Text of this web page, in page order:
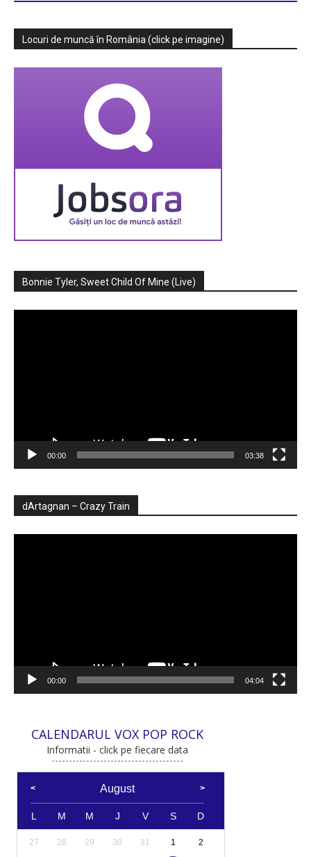
Locuri de muncă în România (click pe imagine)
Bonnie Tyler, Sweet Child Of Mine (Live)
00:00 03:38
dArtagnan – Crazy Train
00:00 04:04
CALENDARUL VOX POP ROCK
Informatii - click pe fiecare data
August
L M M J V S D
27 28 29 30 31 1 2